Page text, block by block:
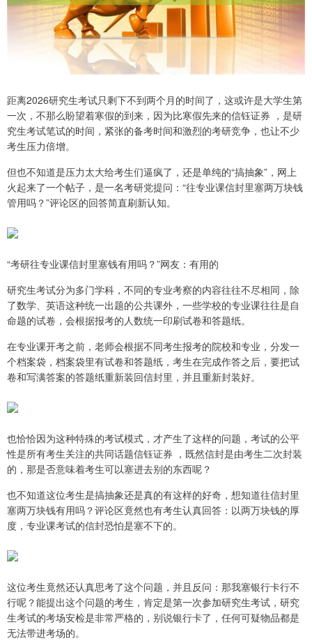
距离2026研究生考试只剩下不到两个月的时间了，这或许是大学生第
一次，不那么盼望着寒假的到来，因为比寒假先来的信钰证券 ，是研
究生考试笔试的时间，紧张的备考时间和激烈的考研竞争，也让不少
考生压力倍增。
但也不知道是压力太大给考生们逼疯了，还是单纯的“搞抽象”，网上
火起来了一个帖子，是一名考研党提问：“往专业课信封里塞两万块钱
管用吗？”评论区的回答简直刷新认知。
“考研往专业课信封里塞钱有用吗？”网友：有用的
研究生考试分为多门学科，不同的专业考察的内容往往不尽相同，除
了数学、英语这种统一出题的公共课外，一些学校的专业课往往是自
命题的试卷，会根据报考的人数统一印刷试卷和答题纸。
在专业课开考之前，老师会根据不同考生报考的院校和专业，分发一
个档案袋，档案袋里有试卷和答题纸，考生在完成作答之后，要把试
卷和写满答案的答题纸重新装回信封里，并且重新封装好。
也恰恰因为这种特殊的考试模式，才产生了这样的问题，考试的公平
性是所有考生关注的共同话题信钰证券 ，既然信封是由考生二次封装
的，那是否意味着考生可以塞进去别的东西呢？
也不知道这位考生是搞抽象还是真的有这样的好奇，想知道往信封里
塞两万块钱有用吗？评论区竟然也有考生认真回答：以两万块钱的厚
度，专业课考试的信封恐怕是塞不下的。
这位考生竟然还认真思考了这个问题，并且反问：那我塞银行卡行不
行呢？能提出这个问题的考生，肯定是第一次参加研究生考试，研究
生考试的考场安检是非常严格的，别说银行卡了，任何可疑物品都是
无法带进考场的。